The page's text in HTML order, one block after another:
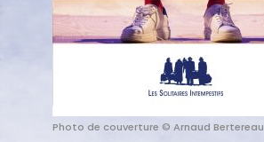
Photo de couverture © Arnaud Bertereau